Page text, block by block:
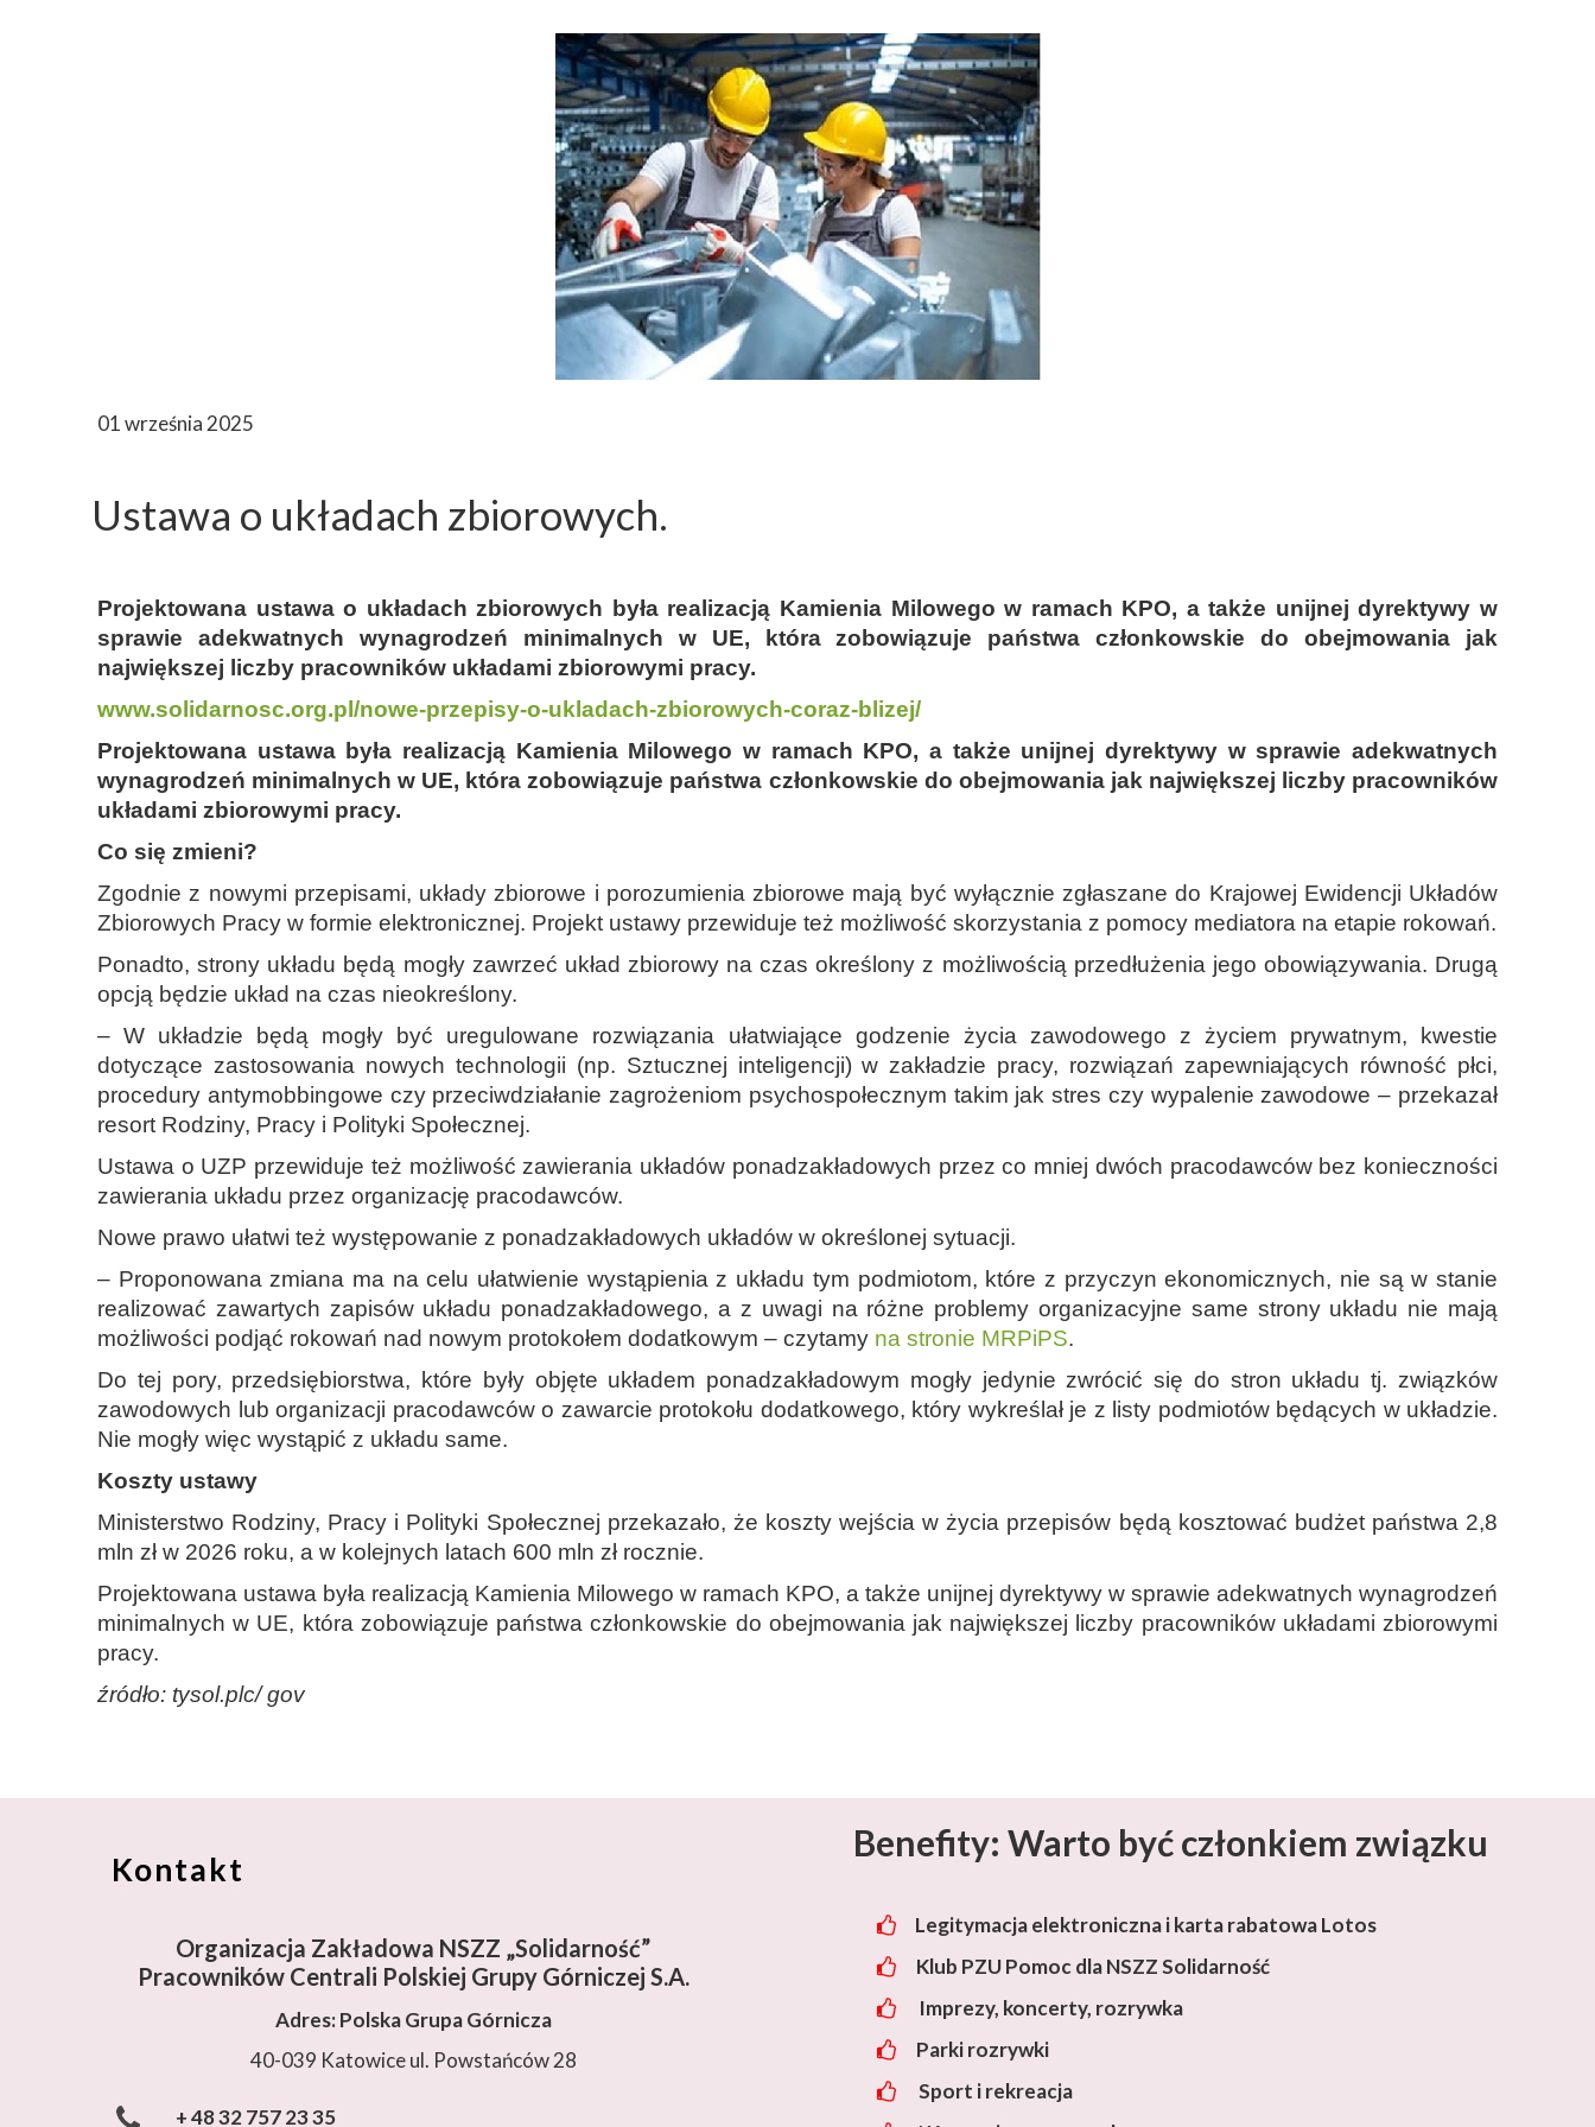
01 września 2025
Ustawa o układach zbiorowych.
Projektowana ustawa o układach zbiorowych była realizacją Kamienia Milowego w ramach KPO, a także unijnej dyrektywy w
sprawie adekwatnych wynagrodzeń minimalnych w UE, która zobowiązuje państwa członkowskie do obejmowania jak
największej liczby pracowników układami zbiorowymi pracy.
www.solidarnosc.org.pl/nowe-przepisy-o-ukladach-zbiorowych-coraz-blizej/
Projektowana ustawa była realizacją Kamienia Milowego w ramach KPO, a także unijnej dyrektywy w sprawie adekwatnych
wynagrodzeń minimalnych w UE, która zobowiązuje państwa członkowskie do obejmowania jak największej liczby pracowników
układami zbiorowymi pracy.
Co się zmieni?
Zgodnie z nowymi przepisami, układy zbiorowe i porozumienia zbiorowe mają być wyłącznie zgłaszane do Krajowej Ewidencji Układów
Zbiorowych Pracy w formie elektronicznej. Projekt ustawy przewiduje też możliwość skorzystania z pomocy mediatora na etapie rokowań.
Ponadto, strony układu będą mogły zawrzeć układ zbiorowy na czas określony z możliwością przedłużenia jego obowiązywania. Drugą
opcją będzie układ na czas nieokreślony.
– W układzie będą mogły być uregulowane rozwiązania ułatwiające godzenie życia zawodowego z życiem prywatnym, kwestie
dotyczące zastosowania nowych technologii (np. Sztucznej inteligencji) w zakładzie pracy, rozwiązań zapewniających równość płci,
procedury antymobbingowe czy przeciwdziałanie zagrożeniom psychospołecznym takim jak stres czy wypalenie zawodowe – przekazał
resort Rodziny, Pracy i Polityki Społecznej.
Ustawa o UZP przewiduje też możliwość zawierania układów ponadzakładowych przez co mniej dwóch pracodawców bez konieczności
zawierania układu przez organizację pracodawców.
Nowe prawo ułatwi też występowanie z ponadzakładowych układów w określonej sytuacji.
– Proponowana zmiana ma na celu ułatwienie wystąpienia z układu tym podmiotom, które z przyczyn ekonomicznych, nie są w stanie
realizować zawartych zapisów układu ponadzakładowego, a z uwagi na różne problemy organizacyjne same strony układu nie mają
możliwości podjąć rokowań nad nowym protokołem dodatkowym – czytamy na stronie MRPiPS.
Do tej pory, przedsiębiorstwa, które były objęte układem ponadzakładowym mogły jedynie zwrócić się do stron układu tj. związków
zawodowych lub organizacji pracodawców o zawarcie protokołu dodatkowego, który wykreślał je z listy podmiotów będących w układzie.
Nie mogły więc wystąpić z układu same.
Koszty ustawy
Ministerstwo Rodziny, Pracy i Polityki Społecznej przekazało, że koszty wejścia w życia przepisów będą kosztować budżet państwa 2,8
mln zł w 2026 roku, a w kolejnych latach 600 mln zł rocznie.
Projektowana ustawa była realizacją Kamienia Milowego w ramach KPO, a także unijnej dyrektywy w sprawie adekwatnych wynagrodzeń
minimalnych w UE, która zobowiązuje państwa członkowskie do obejmowania jak największej liczby pracowników układami zbiorowymi
pracy.
źródło: tysol.plc/ gov
Benefity: Warto być członkiem związku
Legitymacja elektroniczna i karta rabatowa Lotos
Klub PZU Pomoc dla NSZZ Solidarność
Imprezy, koncerty, rozrywka
Parki rozrywki
Sport i rekreacja
Kontakt
+ 48 32 757 23 35
Adres: Polska Grupa Górnicza
40-039 Katowice ul. Powstańców 28
Organizacja Zakładowa NSZZ „Solidarność”
Pracowników Centrali Polskiej Grupy Górniczej S.A.